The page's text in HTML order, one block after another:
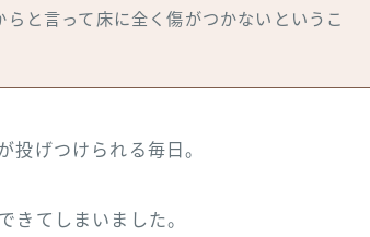
と言って床に全く傷がつかないというこ
投げつけられる毎日。
きてしまいました。